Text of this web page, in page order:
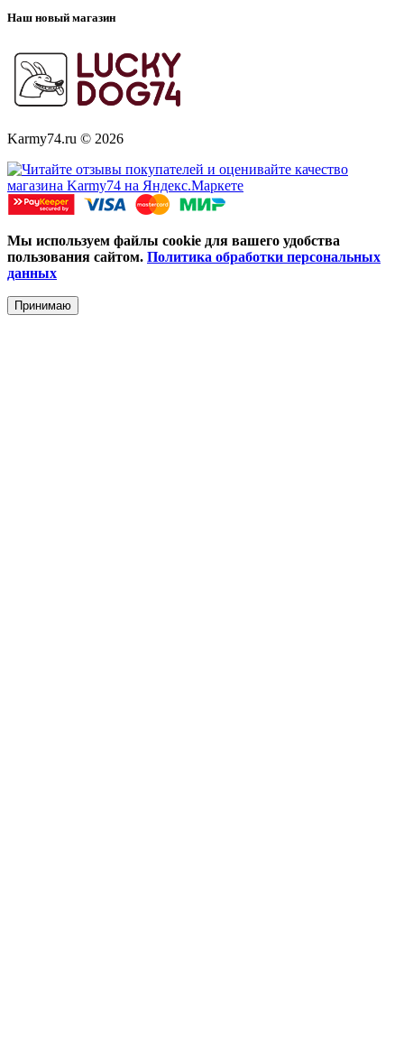
Наш новый магазин
Karmy74.ru © 2026
Мы используем файлы cookie для вашего удобства
пользования сайтом. Политика обработки персональных
данных
Принимаю